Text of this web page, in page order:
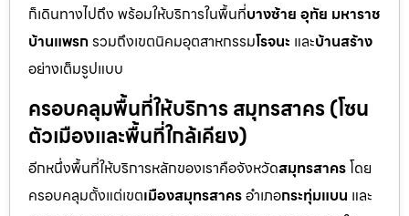
ก็เดินทางไปถึง พร้อมให้บริการในพื้นที่บางซ้าย อุทัย มหาราช
บ้านแพรกรวมถึงเขตนิคมอุตสาหกรรมโรจนะ และบ้านสร้าง
อย่างเต็มรูปแบบ
ครอบคลุมพื้นที่ให้บริการ สมุทรสาคร (โซน
ตัวเมืองและพื้นที่ใกล้เคียง)
อีกหนึ่งพื้นที่ให้บริการหลักของเราคือจังหวัดสมุทรสาครโดย
ครอบคลุมตั้งแต่เขตเมืองสมุทรสาครอำเภอกระทุ่มแบน และ